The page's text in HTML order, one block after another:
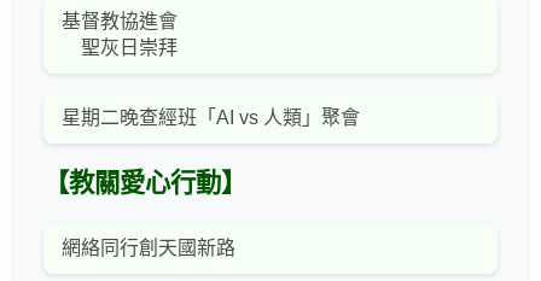
基督教協進會
聖灰日崇拜
星期二晚查經班「AI vs 人類」聚會
【教關愛心行動】
網絡同行創天國新路